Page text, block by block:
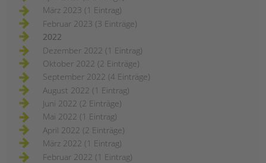
März 2023 (1 Eintrag)
Februar 2023 (3 Einträge)
2022
Dezember 2022 (1 Eintrag)
Oktober 2022 (2 Einträge)
September 2022 (4 Einträge)
August 2022 (1 Eintrag)
Juni 2022 (2 Einträge)
Mai 2022 (1 Eintrag)
April 2022 (2 Einträge)
März 2022 (1 Eintrag)
Februar 2022 (1 Eintrag)